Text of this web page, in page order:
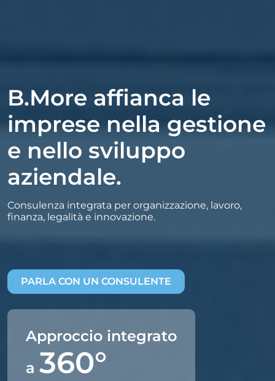
B.More affianca le
imprese nella gestione
e nello sviluppo
aziendale.
Consulenza integrata per organizzazione, lavoro,
finanza, legalità e innovazione.
PARLA CON UN CONSULENTE
Approccio integrato
a 360°